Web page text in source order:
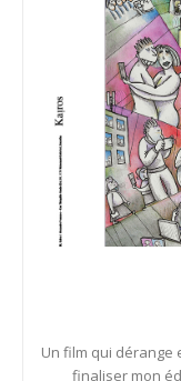
Un film qui dérange
finaliser mon